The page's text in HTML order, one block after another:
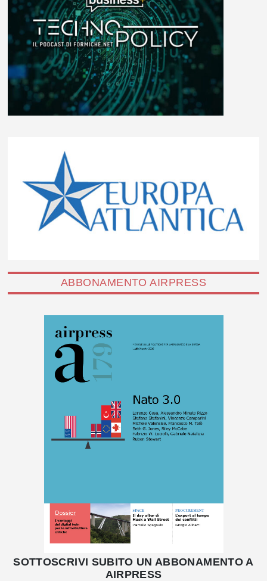
ABBONAMENTO AIRPRESS
SOTTOSCRIVI SUBITO UN ABBONAMENTO A
AIRPRESS